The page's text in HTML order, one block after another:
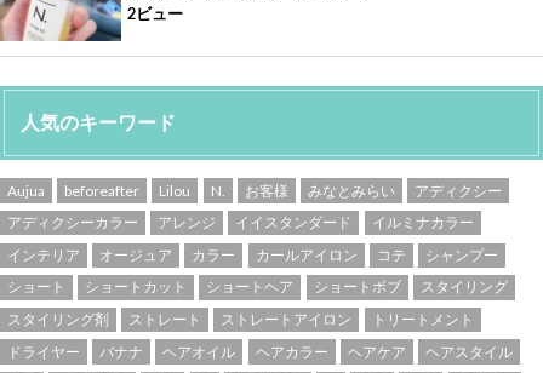
2ビュー
人気のキーワード
Aujua beforeafter Lilou N. お客様 みなとみらい
アディクシー
アディクシーカラー
アレンジ イイスタンダード
イルミナカラー
インテリア
オージュア カラー カールアイロン コテ
シャンプー
ショート
ショートカット ショートヘア ショートボブ
スタイリング
スタイリング剤
ストレート ストレートアイロン
トリートメント
ドライヤー
バナナ ヘアオイル ヘアカラー ヘアケア
ヘアスタイル